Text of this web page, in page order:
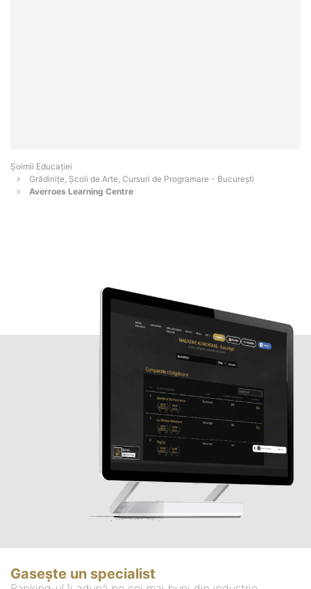
Șoimii Educației
Grădinițe, Școli de Arte, Cursuri de Programare - Bucureşti
Averroes Learning Centre
Gasește un specialist